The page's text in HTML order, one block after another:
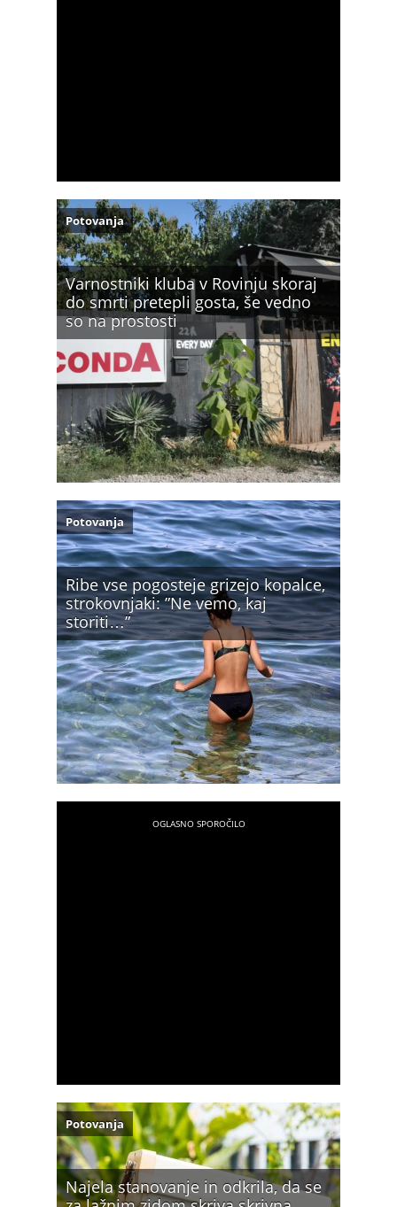
Varnostniki kluba v Rovinju skoraj
do smrti pretepli gosta, še vedno
so na prostosti
Potovanja
Ribe vse pogosteje grizejo kopalce,
strokovnjaki: ”Ne vemo, kaj
storiti…”
Potovanja
Najela stanovanje in odkrila, da se
Potovanja